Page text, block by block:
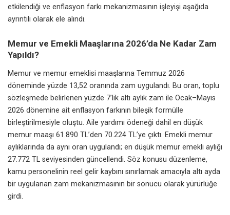
etkilendiği ve enflasyon farkı mekanizmasının işleyişi aşağıda
ayrıntılı olarak ele alındı.
Memur ve Emekli Maaşlarına 2026’da Ne Kadar Zam
Yapıldı?
Memur ve memur emeklisi maaşlarına Temmuz 2026
döneminde yüzde 13,52 oranında zam uygulandı. Bu oran, toplu
sözleşmede belirlenen yüzde 7’lik altı aylık zam ile Ocak–Mayıs
2026 dönemine ait enflasyon farkının bileşik formülle
birleştirilmesiyle oluştu. Aile yardımı ödeneği dahil en düşük
memur maaşı 61.890 TL’den 70.224 TL’ye çıktı. Emekli memur
aylıklarında da aynı oran uygulandı; en düşük memur emekli aylığı
27.772 TL seviyesinden güncellendi. Söz konusu düzenleme,
kamu personelinin reel gelir kaybını sınırlamak amacıyla altı ayda
bir uygulanan zam mekanizmasının bir sonucu olarak yürürlüğe
girdi.